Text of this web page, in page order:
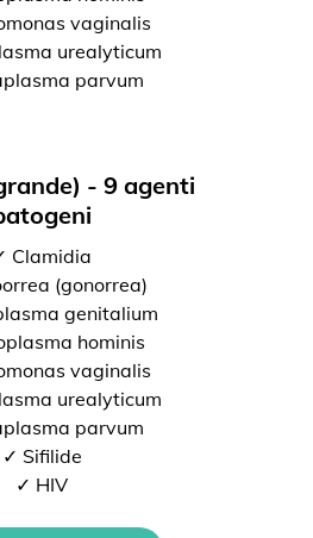
vaginalis
urealyticum
parvum
- 9 agenti
Clamidia
(gonorrea)
genitalium
hominis
vaginalis
urealyticum
parvum
✓ Sifilide
✓ HIV